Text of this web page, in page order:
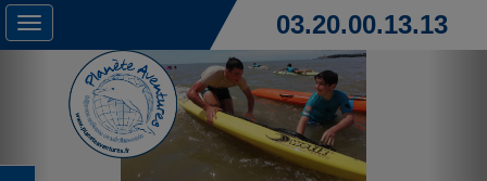
Toggle
navigation
03.20.00.13.13